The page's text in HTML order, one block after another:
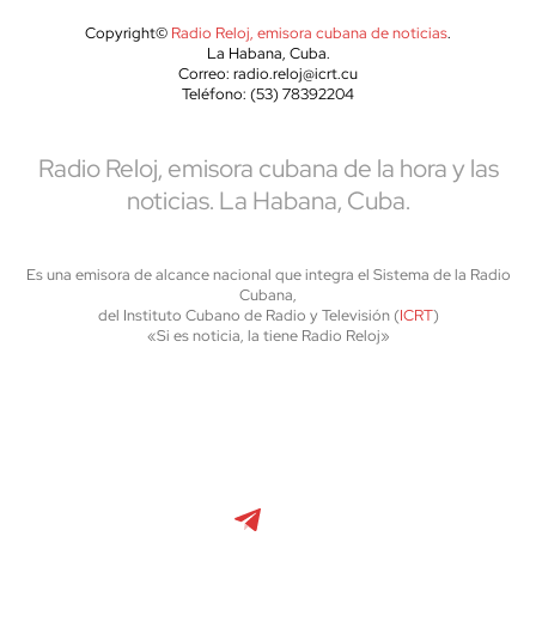
Copyright© Radio Reloj, emisora cubana de noticias.
La Habana, Cuba.
Correo: radio.reloj@icrt.cu
Teléfono: (53) 78392204
Radio Reloj, emisora cubana de la hora y las
noticias. La Habana, Cuba.
Es una emisora de alcance nacional que integra el Sistema de la Radio
Cubana,
del Instituto Cubano de Radio y Televisión (ICRT)
«Si es noticia, la tiene Radio Reloj»